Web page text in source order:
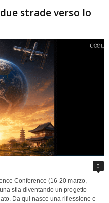
strade verso lo
0
Conference (16-20 marzo,
stia diventando un progetto
Da qui nasce una riflessione e